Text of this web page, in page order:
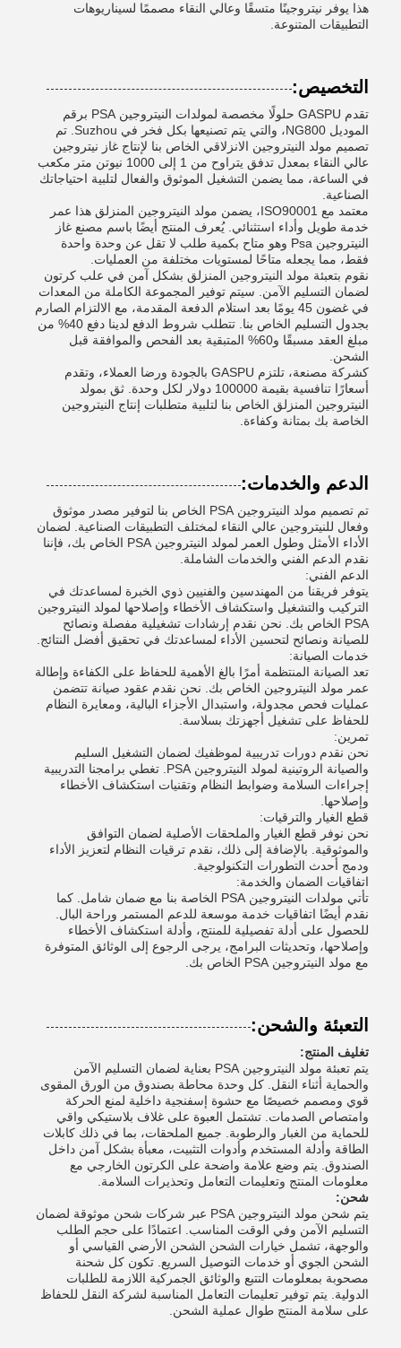
هذا يوفر نيتروجينًا متسقًا وعالي النقاء مصممًا لسيناريوهات
التطبيقات المتنوعة.
التخصيص:
تقدم GASPU حلولًا مخصصة لمولدات النيتروجين PSA برقم
الموديل NG800، والتي يتم تصنيعها بكل فخر في Suzhou. تم
تصميم مولد النيتروجين الانزلاقي الخاص بنا لإنتاج غاز نيتروجين
عالي النقاء بمعدل تدفق يتراوح من 1 إلى 1000 نيوتن متر مكعب
في الساعة، مما يضمن التشغيل الموثوق والفعال لتلبية احتياجاتك
الصناعية.
معتمد مع ISO90001، يضمن مولد النيتروجين المنزلق هذا عمر
خدمة طويل وأداء استثنائي. يُعرف المنتج أيضًا باسم مصنع غاز
النيتروجين Psa وهو متاح بكمية طلب لا تقل عن وحدة واحدة
فقط، مما يجعله متاحًا لمستويات مختلفة من العمليات.
نقوم بتعبئة مولد النيتروجين المنزلق بشكل آمن في علب كرتون
لضمان التسليم الآمن. سيتم توفير المجموعة الكاملة من المعدات
في غضون 45 يومًا بعد استلام الدفعة المقدمة، مع الالتزام الصارم
بجدول التسليم الخاص بنا. تتطلب شروط الدفع لدينا دفع 40% من
مبلغ العقد مسبقًا و60% المتبقية بعد الفحص والموافقة قبل
الشحن.
كشركة مصنعة، تلتزم GASPU بالجودة ورضا العملاء، وتقدم
أسعارًا تنافسية بقيمة 100000 دولار لكل وحدة. ثق بمولد
النيتروجين المنزلق الخاص بنا لتلبية متطلبات إنتاج النيتروجين
الخاصة بك بمتانة وكفاءة.
الدعم والخدمات:
تم تصميم مولد النيتروجين PSA الخاص بنا لتوفير مصدر موثوق
وفعال للنيتروجين عالي النقاء لمختلف التطبيقات الصناعية. لضمان
الأداء الأمثل وطول العمر لمولد النيتروجين PSA الخاص بك، فإننا
نقدم الدعم الفني والخدمات الشاملة.
الدعم الفني:
يتوفر فريقنا من المهندسين والفنيين ذوي الخبرة لمساعدتك في
التركيب والتشغيل واستكشاف الأخطاء وإصلاحها لمولد النيتروجين
PSA الخاص بك. نحن نقدم إرشادات تشغيلية مفصلة ونصائح
للصيانة ونصائح لتحسين الأداء لمساعدتك في تحقيق أفضل النتائج.
خدمات الصيانة:
تعد الصيانة المنتظمة أمرًا بالغ الأهمية للحفاظ على الكفاءة وإطالة
عمر مولد النيتروجين الخاص بك. نحن نقدم عقود صيانة تتضمن
عمليات فحص مجدولة، واستبدال الأجزاء البالية، ومعايرة النظام
للحفاظ على تشغيل أجهزتك بسلاسة.
تمرين:
نحن نقدم دورات تدريبية لموظفيك لضمان التشغيل السليم
والصيانة الروتينية لمولد النيتروجين PSA. تغطي برامجنا التدريبية
إجراءات السلامة وضوابط النظام وتقنيات استكشاف الأخطاء
وإصلاحها.
قطع الغيار والترقيات:
نحن نوفر قطع الغيار والملحقات الأصلية لضمان التوافق
والموثوقية. بالإضافة إلى ذلك، نقدم ترقيات النظام لتعزيز الأداء
ودمج أحدث التطورات التكنولوجية.
اتفاقيات الضمان والخدمة:
تأتي مولدات النيتروجين PSA الخاصة بنا مع ضمان شامل. كما
نقدم أيضًا اتفاقيات خدمة موسعة للدعم المستمر وراحة البال.
للحصول على أدلة تفصيلية للمنتج، وأدلة استكشاف الأخطاء
وإصلاحها، وتحديثات البرامج، يرجى الرجوع إلى الوثائق المتوفرة
مع مولد النيتروجين PSA الخاص بك.
التعبئة والشحن:
تغليف المنتج:
يتم تعبئة مولد النيتروجين PSA بعناية لضمان التسليم الآمن
والحماية أثناء النقل. كل وحدة محاطة بصندوق من الورق المقوى
قوي ومصمم خصيصًا مع حشوة إسفنجية داخلية لمنع الحركة
وامتصاص الصدمات. تشتمل العبوة على غلاف بلاستيكي واقي
للحماية من الغبار والرطوبة. جميع الملحقات، بما في ذلك كابلات
الطاقة وأدلة المستخدم وأدوات التثبيت، معبأة بشكل آمن داخل
الصندوق. يتم وضع علامة واضحة على الكرتون الخارجي مع
معلومات المنتج وتعليمات التعامل وتحذيرات السلامة.
شحن:
يتم شحن مولد النيتروجين PSA عبر شركات شحن موثوقة لضمان
التسليم الآمن وفي الوقت المناسب. اعتمادًا على حجم الطلب
والوجهة، تشمل خيارات الشحن الشحن الأرضي القياسي أو
الشحن الجوي أو خدمات التوصيل السريع. تكون كل شحنة
مصحوبة بمعلومات التتبع والوثائق الجمركية اللازمة للطلبات
الدولية. يتم توفير تعليمات التعامل المناسبة لشركة النقل للحفاظ
على سلامة المنتج طوال عملية الشحن.